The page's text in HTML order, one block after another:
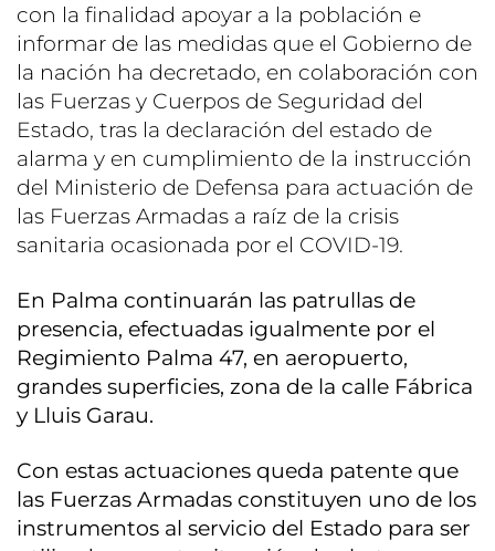
con la finalidad apoyar a la población e
informar de las medidas que el Gobierno de
la nación ha decretado, en colaboración con
las Fuerzas y Cuerpos de Seguridad del
Estado, tras la declaración del estado de
alarma y en cumplimiento de la instrucción
del Ministerio de Defensa para actuación de
las Fuerzas Armadas a raíz de la crisis
sanitaria ocasionada por el COVID-19.
En Palma continuarán las patrullas de
presencia, efectuadas igualmente por el
Regimiento Palma 47, en aeropuerto,
grandes superficies, zona de la calle Fábrica
y Lluis Garau.
Con estas actuaciones queda patente que
las Fuerzas Armadas constituyen uno de los
instrumentos al servicio del Estado para ser